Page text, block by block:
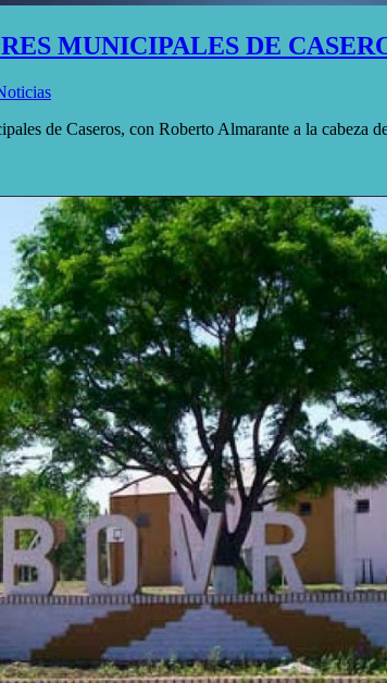
MUNICIPALES DE
de Caseros, con Roberto Almarante a la